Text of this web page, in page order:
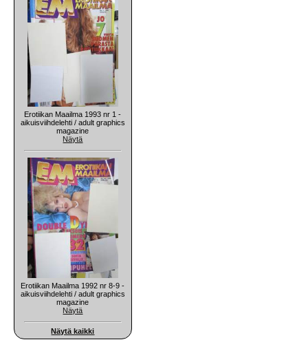
Erotiikan Maailma 1993 nr 1 -
aikuisviihdelehti / adult graphics
magazine
Näytä
Erotiikan Maailma 1992 nr 8-9 -
aikuisviihdelehti / adult graphics
magazine
Näytä
Näytä kaikki